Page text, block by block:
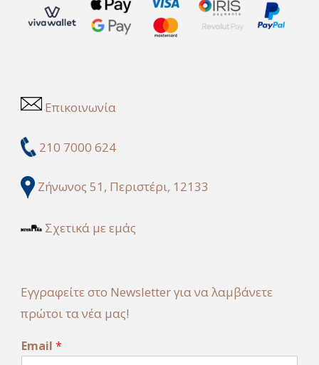
Επικοινωνία
210 7000 624
Ζήνωνος 51, Περιστέρι, 12133
Σχετικά με εμάς
Εγγραφείτε στο Newsletter για να λαμβάνετε
πρώτοι τα νέα μας!
E
m
Email *